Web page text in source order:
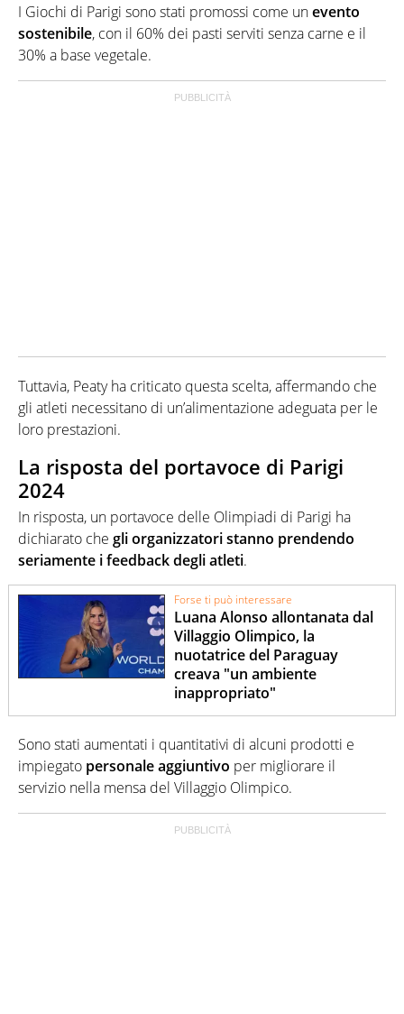
I Giochi di Parigi sono stati promossi come unevento
sostenibile, con il 60% dei pasti serviti senza carne e il
30% a base vegetale.
Tuttavia, Peaty ha criticato questa scelta, affermando che
gli atleti necessitano di un’alimentazione adeguata per le
loro prestazioni.
La risposta del portavoce di Parigi
2024
In risposta, un portavoce delle Olimpiadi di Parigi ha
dichiarato che gli organizzatori stanno prendendo
seriamente i feedback degli atleti.
Forse ti può interessare
Luana Alonso allontanata dal
Villaggio Olimpico, la
nuotatrice del Paraguay
creava "un ambiente
inappropriato"
Sono stati aumentati i quantitativi di alcuni prodotti e
impiegato personale aggiuntivo per migliorare il
servizio nella mensa del Villaggio Olimpico.